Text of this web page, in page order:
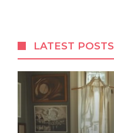
LATEST POSTS